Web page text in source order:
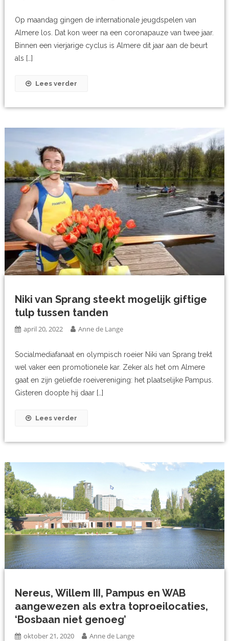
Op maandag gingen de internationale jeugdspelen van
Almere los. Dat kon weer na een coronapauze van twee jaar.
Binnen een vierjarige cyclus is Almere dit jaar aan de beurt
als […]
Lees verder
Niki van Sprang steekt mogelijk giftige
tulp tussen tanden
april 20, 2022 Anne de Lange
Socialmediafanaat en olympisch roeier Niki van Sprang trekt
wel vaker een promotionele kar. Zeker als het om Almere
gaat en zijn geliefde roeivereniging: het plaatselijke Pampus.
Gisteren doopte hij daar […]
Lees verder
Nereus, Willem III, Pampus en WAB
aangewezen als extra toproeilocaties,
‘Bosbaan niet genoeg’
oktober 21, 2020 Anne de Lange